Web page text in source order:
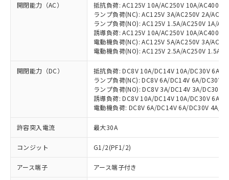
開閉能力（AC）
抵抗負荷: AC125V 10A/AC250V 10A/AC400V
ランプ負荷(NC): AC125V 3A/AC250V 2A/
ランプ負荷(NO): AC125V 1.5A/AC250V 1A/
誘導負荷: AC125V 10A/AC250V 10A/AC400V
電動機負荷(NC): AC125V 5A/AC250V 3A/
電動機負荷(NO): AC125V 2.5A/AC250V 1.5A/
開閉能力（DC）
抵抗負荷: DC8V 10A/DC14V 10A/DC30V 6A/
ランプ負荷(NC): DC8V 6A/DC14V 6A/DC30V
ランプ負荷(NO): DC8V 3A/DC14V 3A/DC30V
誘導負荷: DC8V 10A/DC14V 10A/DC30V 6A/
電動機負荷: DC8V 6A/DC14V 6A/DC30V 4A/
許容突入電流 最大30A
コンジット G1/2(PF1/2)
アース端子 アース端子付き